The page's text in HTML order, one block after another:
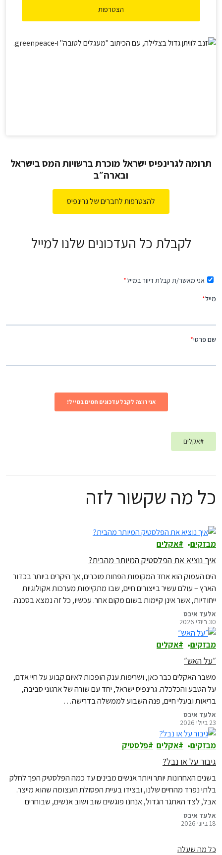
הצטרפות
תרומה לגרינפיס ישראל מוכרת ברשויות המס בישראל
ובארה״ב
להצטרפות לחברים של גרינפיס
לקבלת כל העדכונים שלנו למייל
#אקלים
כל מה שקשור לזה
מבזקים אקלים
איך נוציא את הפלסטיק המיותר מהבית?
הים העמוק הוא אחד המקומות הפחות מוכרים, אך היקרים ביותר בכדור
הארץ – עולם עשיר בייצורים חיים, שבו מתקיימות מערכות אקולוגיות
ייחודיות, אשר אינן קיימות בשום מקום אחר. עכשיו, כל זה נמצא בסכנה.
אלעד איבס
30 ביולי 2026
מבזקים אקלים
״על האש״
משבר האקלים כבר כאן, ושריפות ענק הופכות לאיום קבוע על חיי אדם,
על הטבע והכלכלה. גרינפיס ישראל, יחד עם שורה של ארגוני סביבה,
בריאות ובעלי חיים, פנה השבוע לממשלה בדרישה…
אלעד איבס
23 ביולי 2026
מבזקים אקלים פלסטיק
גיבור על או נבל?
בשנים האחרונות יותר ויותר אנשים מבינים עד כמה הפלסטיק הפך לחלק
בלתי נפרד מהחיים שלנו, ובצידו בעיית הפסולת העצומה שהוא מייצר.
אבל, לצד האתגר הגדול, אנחנו פוגשים שוב ושוב אנשים, שבוחרים
לעשות משהו אחרת: למצוא פתרונות פשוטים, לשנות הרגל קטן, לנסות
דרך חדשה.
אלעד איבס
18 ביוני 2026
כל מה שעלה